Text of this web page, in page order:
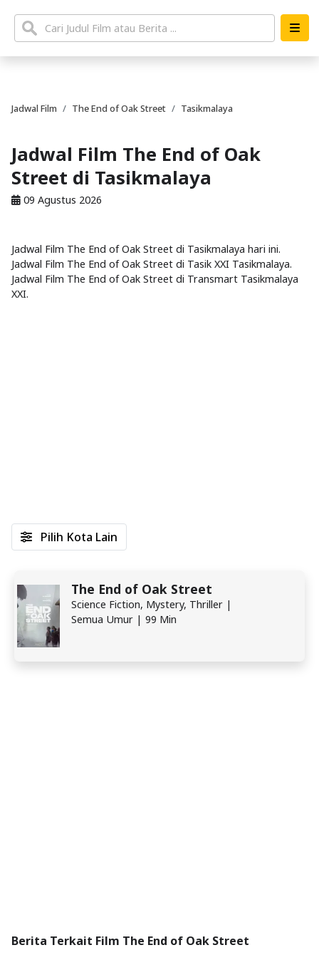
Jadwal Film The End of Oak Street Tasikmalaya
Jadwal Film The End of Oak
Street di Tasikmalaya
09 Agustus 2026
Jadwal Film The End of Oak Street di Tasikmalaya hari ini.
Jadwal Film The End of Oak Street di Tasik XXI Tasikmalaya.
Jadwal Film The End of Oak Street di Transmart Tasikmalaya
XXI.
The End of Oak Street
Science Fiction, Mystery, Thriller |
Semua Umur | 99 Min
Pilih Kota Lain
Berita Terkait Film The End of Oak Street